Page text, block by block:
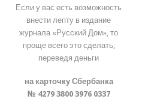
Если у вас есть возможность
внести лепту в издание
журнала «Русский Дом», то
проще всего это сделать,
переведя деньги
на карточку Сбербанка
№ 4279 3800 3976 0337